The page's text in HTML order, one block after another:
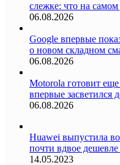
слежке: что на
06.08.2026
Google впервые
о новом складном
06.08.2026
Motorola готовит
впервые засветился
06.08.2026
Huawei выпустила
почти вдвое
14.05.2023